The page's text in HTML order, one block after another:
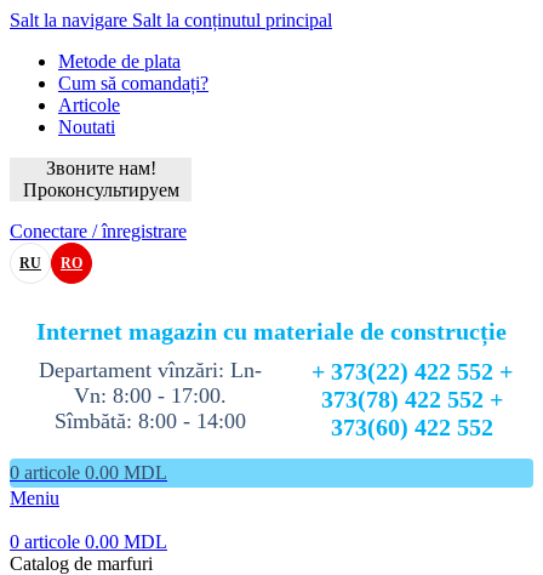
Salt la navigare Salt la conținutul principal
Metode de plata
Cum să comandați?
Articole
Noutati
Звоните нам!
Проконсультируем
Conectare / înregistrare
RU RO
Internet magazin cu materiale de construcție
Departament vînzări: Ln-
Vn: 8:00 - 17:00.
Sîmbătă: 8:00 - 14:00
+ 373(22) 422 552 +
373(78) 422 552 +
373(60) 422 552
0 articole 0.00 MDL
Meniu
0 articole 0.00 MDL
Catalog de marfuri